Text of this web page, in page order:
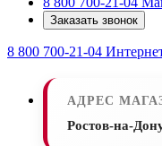
Заказать звонок
8 800 700-21-04
АДРЕС
Ростов-на-